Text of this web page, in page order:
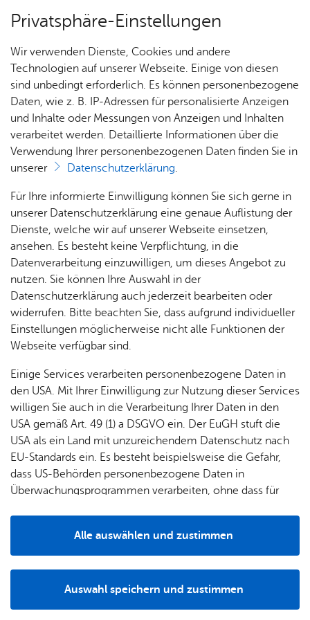
Un­se­re Ort­schaft
Aus­bil­
& of­fe­
Stel­len
Zah­
len,
Daten
& Fak­
ten
Nach­
rich­
ten
Ver­an­
stal­
tun­
gen
Orts­
vor­
ste­her
& Ort­
schaft
Woh­
nen
Ge­
sund­
So­zia­
les
Bil­
dung
& Er­
zie­
Lo­ka­le
Agen­
da
Hal­len
Ver­ei­
ne
Kir­
chen
ri­sches
Orts­
plan
Nach­rich­ten
Vor­le­sen
Mitt­woch, 08. Juli 2026
Siedlung
Freitag, 10. Juli bis voraussichtlich Freitag, 11.
September
Maß­nah­me im Bau­stel­len­por­tal an­zei­gen
Der Paul-Gerhardt-Weg ist ab Freitag, 10. Juli zwischen
gesperrt. Grund für die Tiefbauarbeiten, die in den
Zöcklerweg übergehen und voraussichtlich bis Dienstag,
7. August dauern werden, ist die Erneuerung der
Wasserleitung. Anlieger können von der
Bodelschwinghstraße und dem Zöcklerweg bis zum
Baustellenbereich einfahren. Ab Montag, 24. August wird
dann der Brenzweg für knapp zwei Wochen gesperrt, da
auch hier die Wasserleitung erneuert wird. Die Umleitung
ist ausgeschildert.
Alle Informationen zu Straßenbauarbeiten, Sperrungen und
Umleitungen in Friedrichshafen:
www.baustellen.friedrichshafen.de
Privatsphäre-Einstellungen
Wir verwenden Dienste, Cookies und andere
Technologien auf unserer Webseite. Einige von diesen
sind unbedingt erforderlich. Es können personenbezogene
Daten, wie z. B. IP-Adressen für personalisierte Anzeigen
und Inhalte oder Messungen von Anzeigen und Inhalten
verarbeitet werden. Detaillierte Informationen über die
Verwendung Ihrer personenbezogenen Daten finden Sie in
unserer
Datenschutzerklärung.
Für Ihre informierte Einwilligung können Sie sich gerne in
unserer Datenschutzerklärung eine genaue Auflistung der
Dienste, welche wir auf unserer Webseite einsetzen,
ansehen. Es besteht keine Verpflichtung, in die
Datenverarbeitung einzuwilligen, um dieses Angebot zu
nutzen. Sie können Ihre Auswahl in der
Datenschutzerklärung auch jederzeit bearbeiten oder
widerrufen. Bitte beachten Sie, dass aufgrund individueller
Einstellungen möglicherweise nicht alle Funktionen der
Webseite verfügbar sind.
Einige Services verarbeiten personenbezogene Daten in
den USA. Mit Ihrer Einwilligung zur Nutzung dieser Services
willigen Sie auch in die Verarbeitung Ihrer Daten in den
USA gemäß Art. 49 (1) a DSGVO ein. Der EuGH stuft die
USA als ein Land mit unzureichendem Datenschutz nach
EU-Standards ein. Es besteht beispielsweise die Gefahr,
dass US-Behörden personenbezogene Daten in
Überwachungsprogrammen verarbeiten, ohne dass für
Auswahl speichern und zustimmen
Alle auswählen und zustimmen